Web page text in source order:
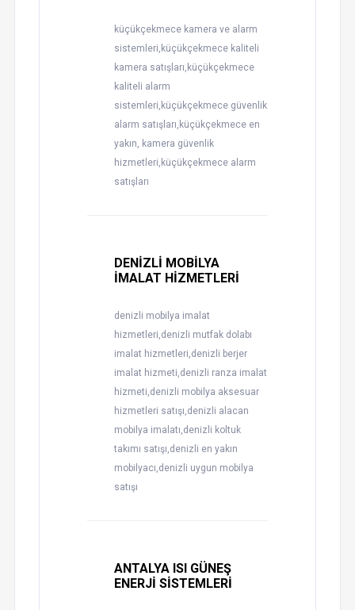
küçükçekmece kamera ve alarm
sistemleri,küçükçekmece kaliteli
kamera satışları,küçükçekmece
kaliteli alarm
sistemleri,küçükçekmece güvenlik
alarm satışları,küçükçekmece en
yakın, kamera güvenlik
hizmetleri,küçükçekmece alarm
satışları
DENİZLİ MOBİLYA
İMALAT HİZMETLERİ
denizli mobilya imalat
hizmetleri,denizli mutfak dolabı
imalat hizmetleri,denizli berjer
imalat hizmeti,denizli ranza imalat
hizmeti,denizli mobilya aksesuar
hizmetleri satışı,denizli alacan
mobilya imalatı,denizli koltuk
takımı satışı,denizli en yakın
mobilyacı,denizli uygun mobilya
satışı
ANTALYA ISI GÜNEŞ
ENERJİ SİSTEMLERİ